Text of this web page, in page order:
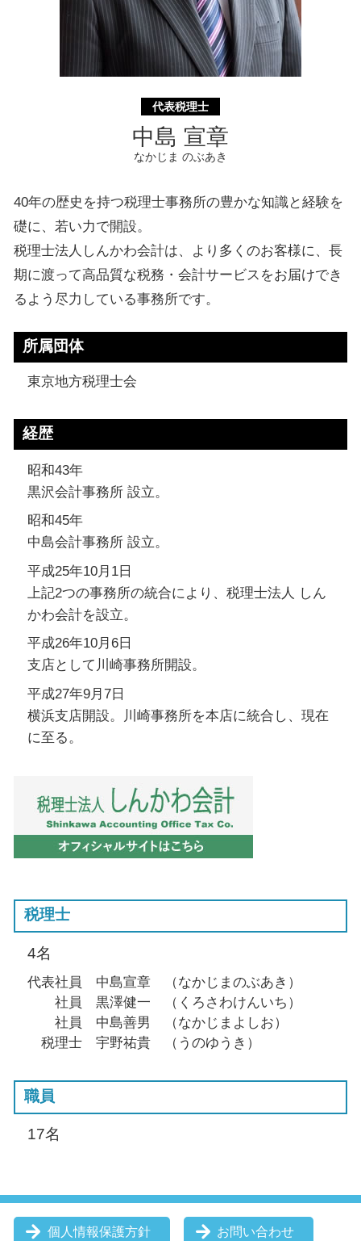
代表税理士
中島 宣章
なかじま のぶあき
40年の歴史を持つ税理士事務所の豊かな知識と経験を
礎に、若い力で開設。
税理士法人しんかわ会計は、より多くのお客様に、長
期に渡って高品質な税務・会計サービスをお届けでき
るよう尽力している事務所です。
所属団体
東京地方税理士会
経歴
昭和43年
黒沢会計事務所 設立。
昭和45年
中島会計事務所 設立。
平成25年10月1日
上記2つの事務所の統合により、税理士法人 しん
かわ会計を設立。
平成26年10月6日
支店として川崎事務所開設。
平成27年9月7日
横浜支店開設。川崎事務所を本店に統合し、現在
に至る。
税理士
4名
代表社員 中島宣章 （なかじまのぶあき）
社員 黒澤健一 （くろさわけんいち）
社員 中島善男 （なかじまよしお）
税理士 宇野祐貴 （うのゆうき）
職員
17名
個人情報保護方針 お問い合わせ